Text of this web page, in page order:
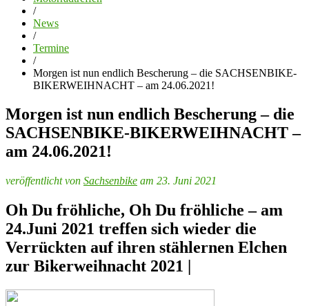
/
News
/
Termine
/
Morgen ist nun endlich Bescherung – die SACHSENBIKE-
BIKERWEIHNACHT – am 24.06.2021!
Morgen ist nun endlich Bescherung – die
SACHSENBIKE-BIKERWEIHNACHT –
am 24.06.2021!
veröffentlicht von Sachsenbike am 23. Juni 2021
Oh Du fröhliche, Oh Du fröhliche – am
24.Juni 2021 treffen sich wieder die
Verrückten auf ihren stählernen Elchen
zur Bikerweihnacht 2021 |